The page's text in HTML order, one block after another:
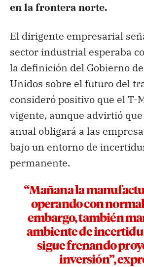
en la frontera norte.
El dirigente empresarial
sector industrial esperaba
la definición del Gobierno
Unidos sobre el futuro del
consideró positivo que el T-
vigente, aunque advirtió
anual obligará a las
bajo un entorno de
permanente.
“Mañana la
operando con
embargo, también
ambiente de
sigue frenando
inversión”,